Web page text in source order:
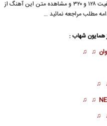
جهت دانلود آهنگ حسرت از همایون شهاب با کیفیت ۱۲۸ و ۳۲۰ و مشاهده متن این آهنگ از
مطلب مراجعه نمائید …
شهاب :
♫ ♫
♫
♫ ♫
♫